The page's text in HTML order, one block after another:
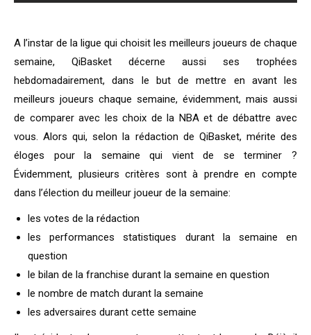
A l’instar de la ligue qui choisit les meilleurs joueurs de chaque
semaine, QiBasket décerne aussi ses trophées
hebdomadairement, dans le but de mettre en avant les
meilleurs joueurs chaque semaine, évidemment, mais aussi
de comparer avec les choix de la NBA et de débattre avec
vous. Alors qui, selon la rédaction de QiBasket, mérite des
éloges pour la semaine qui vient de se terminer ?
Évidemment, plusieurs critères sont à prendre en compte
dans l’élection du meilleur joueur de la semaine:
les votes de la rédaction
les performances statistiques durant la semaine en
question
le bilan de la franchise durant la semaine en question
le nombre de match durant la semaine
les adversaires durant cette semaine